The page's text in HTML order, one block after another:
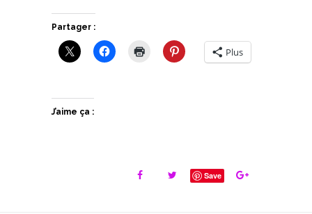
Partager :
Plus
J’aime ça :
Save